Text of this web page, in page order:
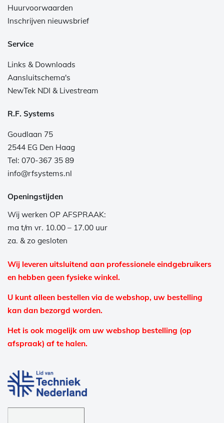
Huurvoorwaarden
Inschrijven nieuwsbrief
Service
Links & Downloads
Aansluitschema's
NewTek NDI & Livestream
R.F. Systems
Goudlaan 75
2544 EG Den Haag
Tel: 070-367 35 89
info@rfsystems.nl
Openingstijden
Wij werken OP AFSPRAAK:
ma t/m vr. 10.00 – 17.00 uur
za. & zo gesloten
Wij leveren uitsluitend aan professionele eindgebruikers
en hebben geen fysieke winkel.
U kunt alleen bestellen via de webshop, uw bestelling
kan dan bezorgd worden.
Het is ook mogelijk om uw webshop bestelling (op
afspraak) af te halen.